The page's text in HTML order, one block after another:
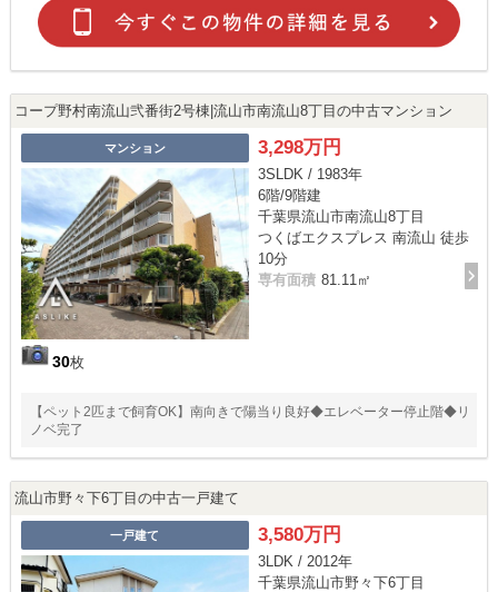
コープ野村南流山弐番街2号棟|流山市南流山8丁目の中古マンション
マンション
30枚
3,298万円
3SLDK / 1983年
6階/9階建
千葉県流山市南流山8丁目
つくばエクスプレス 南流山 徒歩
10分
専有面積 81.11㎡
【ペット2匹まで飼育OK】南向きで陽当り良好◆エレベーター停止階◆リ
ノベ完了
流山市野々下6丁目の中古一戸建て
一戸建て 3,580万円
3LDK / 2012年
千葉県流山市野々下6丁目